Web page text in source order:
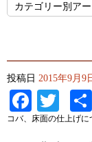
カテゴリー別ア
投稿日 2015年9月9
コバ、床面の仕上げに